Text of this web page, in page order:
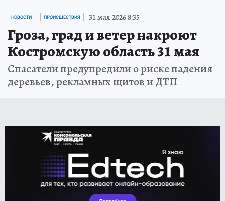
НОВОСТИ ПРОИСШЕСТВИЯ 31 мая 2026 8:35
Гроза, град и ветер накроют
Костромскую область 31 мая
Спасатели предупредили о риске падения
деревьев, рекламных щитов и ДТП